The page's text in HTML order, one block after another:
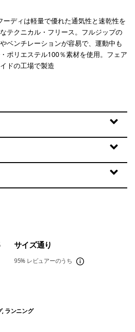
ーディは軽量で優れた通気性と速乾性を
テクニカル・フリース。フルジップの
ベンチレーションが容易で、運動中も
ポリエステル100％素材を使用。フェア
ドの工場で製造
サイズ通り
95% レビュアーのうち
, ランニング